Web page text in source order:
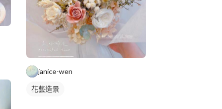
janice-wen
花藝造景